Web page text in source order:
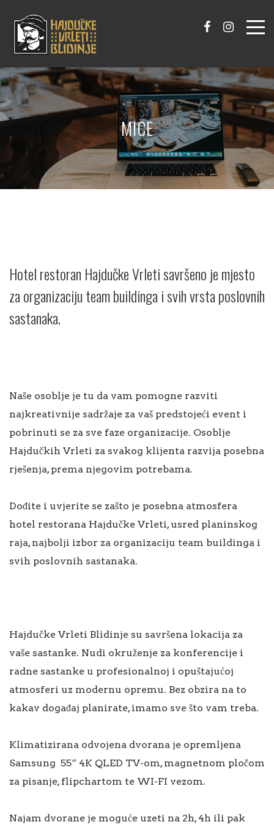
MICE
Hotel restoran Hajdučke Vrleti savršeno je mjesto
za organizaciju team buildinga i svih vrsta poslovnih
sastanaka.
Naše osoblje je tu da vam pomogne razviti
najkreativnije sadržaje za vaš predstojeći event i
pobrinuti se za sve faze organizacije. Osoblje
Hajdučkih Vrleti za svakog klijenta razvija posebna
rješenja, prema njegovim potrebama.
Dođite i uvjerite se zašto je posebna atmosfera
hotel restorana Hajdučke Vrleti, usred planinskog
raja, najbolji izbor za organizaciju team buildinga i
svih poslovnih sastanaka.
Hajdučke Vrleti Blidinje su savršena lokacija za
vaše sastanke. Nudi okruženje za konferencije i
radne sastanke u profesionalnoj i opuštajućoj
atmosferi uz modernu opremu. Bez obzira na to
kakav događaj planirate, imamo sve što vam treba.
Klimatizirana odvojena dvorana je opremljena
Samsung 55“ 4K QLED TV-om, magnetnom pločom
za pisanje, flipchartom te WI-FI vezom.
Najam dvorane je moguće uzeti na 2h, 4h ili pak